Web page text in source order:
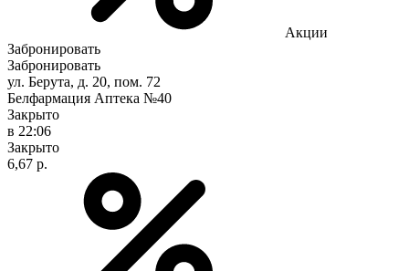
Акции
Забронировать
Забронировать
ул. Берута, д. 20, пом. 72
Белфармация Аптека №40
Закрыто
в 22:06
Закрыто
6,67 р.